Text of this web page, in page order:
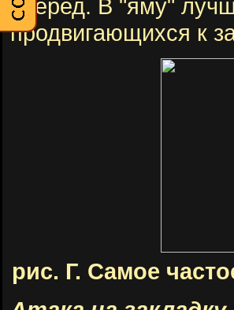
вперед. В "яму"
продвигающихся к
рис. Г. Самое